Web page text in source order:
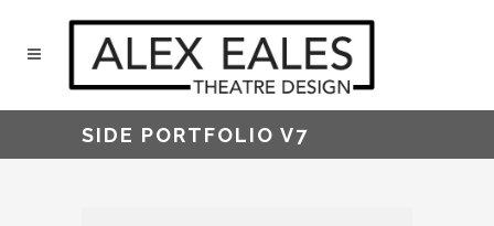
SIDE PORTFOLIO V7